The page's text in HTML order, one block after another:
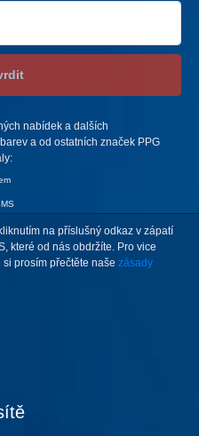
nabídek a dalších
a od ostatních značek PPG
na příslušný odkaz v zápatí
které od nás obdržíte. Pro vice
prosím přečtěte naše zásady